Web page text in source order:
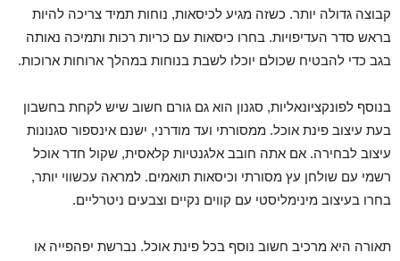
קבוצה גדולה יותר. כשזה מגיע לכיסאות, נוחות תמיד צריכה להיות
בראש סדר העדיפויות. בחרו כיסאות עם כריות רכות ותמיכה נאותה
בגב כדי להבטיח שכולם יוכלו לשבת בנוחות במהלך ארוחות ארוכות.
בנוסף לפונקציונאליות, סגנון הוא גם גורם חשוב שיש לקחת בחשבון
בעת עיצוב פינת אוכל. ממסורתי ועד מודרני, ישנם אינספור סגנונות
עיצוב לבחירה. אם אתה חובב אלגנטיות קלאסית, שקול חדר אוכל
רשמי עם שולחן עץ מסורתי וכיסאות תואמים. למראה עכשווי יותר,
בחרו בעיצוב מינימליסטי עם קווים נקיים וצבעים ניטרליים.
תאורה היא מרכיב חשוב נוסף בכל פינת אוכל. נברשת יפהפייה או